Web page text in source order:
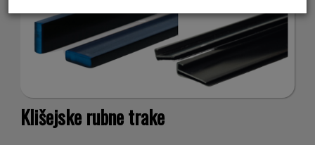
Klišejske rubne trake